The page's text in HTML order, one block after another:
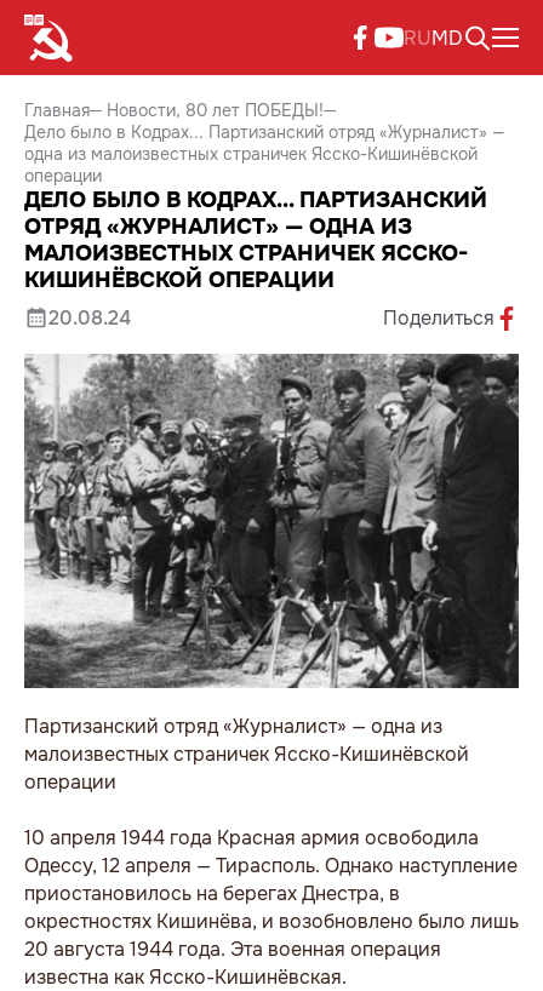
RUMD
Главная Новости 80 лет ПОБЕДЫ!
Дело было в Кодрах... Партизанский отряд «Журналист» —
одна из малоизвестных страничек Ясско-Кишинёвской
операции
ДЕЛО БЫЛО В КОДРАХ... ПАРТИЗАНСКИЙ
ОТРЯД «ЖУРНАЛИСТ» — ОДНА ИЗ
МАЛОИЗВЕСТНЫХ СТРАНИЧЕК ЯССКО-
КИШИНЁВСКОЙ ОПЕРАЦИИ
20.08.24 Поделиться
Партизанский отряд «Журналист» — одна из
малоизвестных страничек Ясско-Кишинёвской
операции
10 апреля 1944 года Красная армия освободила
Одессу, 12 апреля — Тирасполь. Однако наступление
приостановилось на берегах Днестра, в
окрестностях Кишинёва, и возобновлено было лишь
20 августа 1944 года. Эта военная операция
известна как Ясско-Кишинёвская.